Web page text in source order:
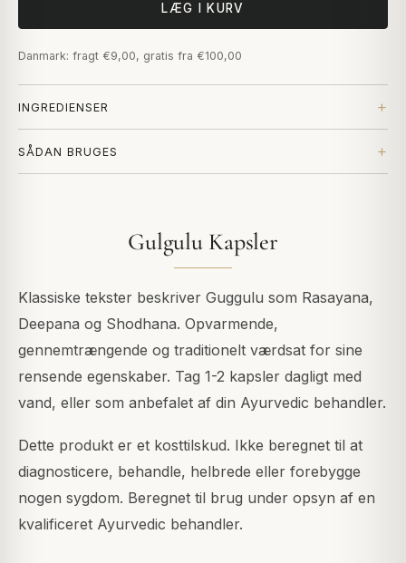
LÆG I KURV
Danmark: fragt €9,00, gratis fra €100,00
INGREDIENSER
SÅDAN BRUGES
Gulgulu Kapsler
Klassiske tekster beskriver Guggulu som Rasayana,
Deepana og Shodhana. Opvarmende,
gennemtrængende og traditionelt værdsat for sine
rensende egenskaber. Tag 1-2 kapsler dagligt med
vand, eller som anbefalet af din Ayurvedic behandler.
Dette produkt er et kosttilskud. Ikke beregnet til at
diagnosticere, behandle, helbrede eller forebygge
nogen sygdom. Beregnet til brug under opsyn af en
kvalificeret Ayurvedic behandler.